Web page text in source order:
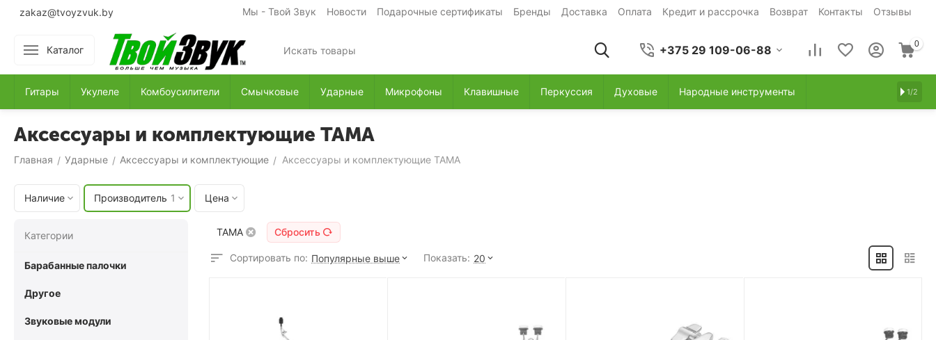
zakaz@tvoyzvuk.by Мы - Твой Звук Новости Подарочные сертификаты Бренды Доставка Оплата Кредит и рассрочка Возврат Контакты Отзывы
Каталог +375 29 109-06-88 0
Гитары Укулеле Комбоусилители Смычковые Ударные Микрофоны Клавишные Перкуссия Духовые Народные инструменты 1/2
Аксессуары и комплектующие TAMA
Главная / Ударные / Аксессуары и комплектующие / Аксессуары и комплектующие TAMA
Наличие Производитель 1 Цена
TAMA Сбросить
Сортировать по: Популярные выше Показать: 20
Категории
Барабанные палочки
Другое
Звуковые модули